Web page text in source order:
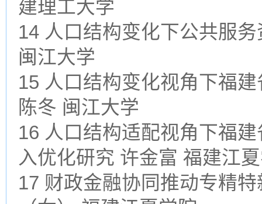
建理工大学
14 人口结构变化下公共服
闽江大学
15 人口结构变化视角下福
陈冬 闽江大学
16 人口结构适配视角下福
入优化研究 许金富 福建江
17 财政金融协同推动专精